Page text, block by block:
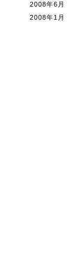
2008年6月
2008年1月